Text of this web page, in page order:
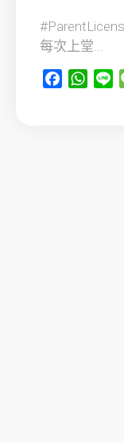
每次上堂...
Facebook